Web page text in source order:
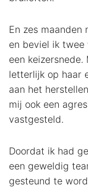
En zes
en beviel ik
een
letterlijk op haar
aan het
mij ook een
vastgesteld.
Doordat ik had
een geweldig
gesteund te